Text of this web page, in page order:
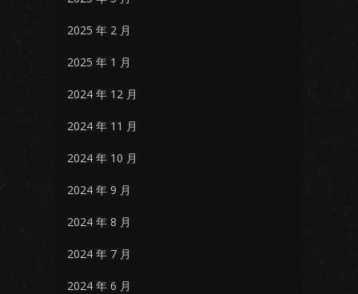
2025 年 2 月
2025 年 1 月
2024 年 12 月
2024 年 11 月
2024 年 10 月
2024 年 9 月
2024 年 8 月
2024 年 7 月
2024 年 6 月